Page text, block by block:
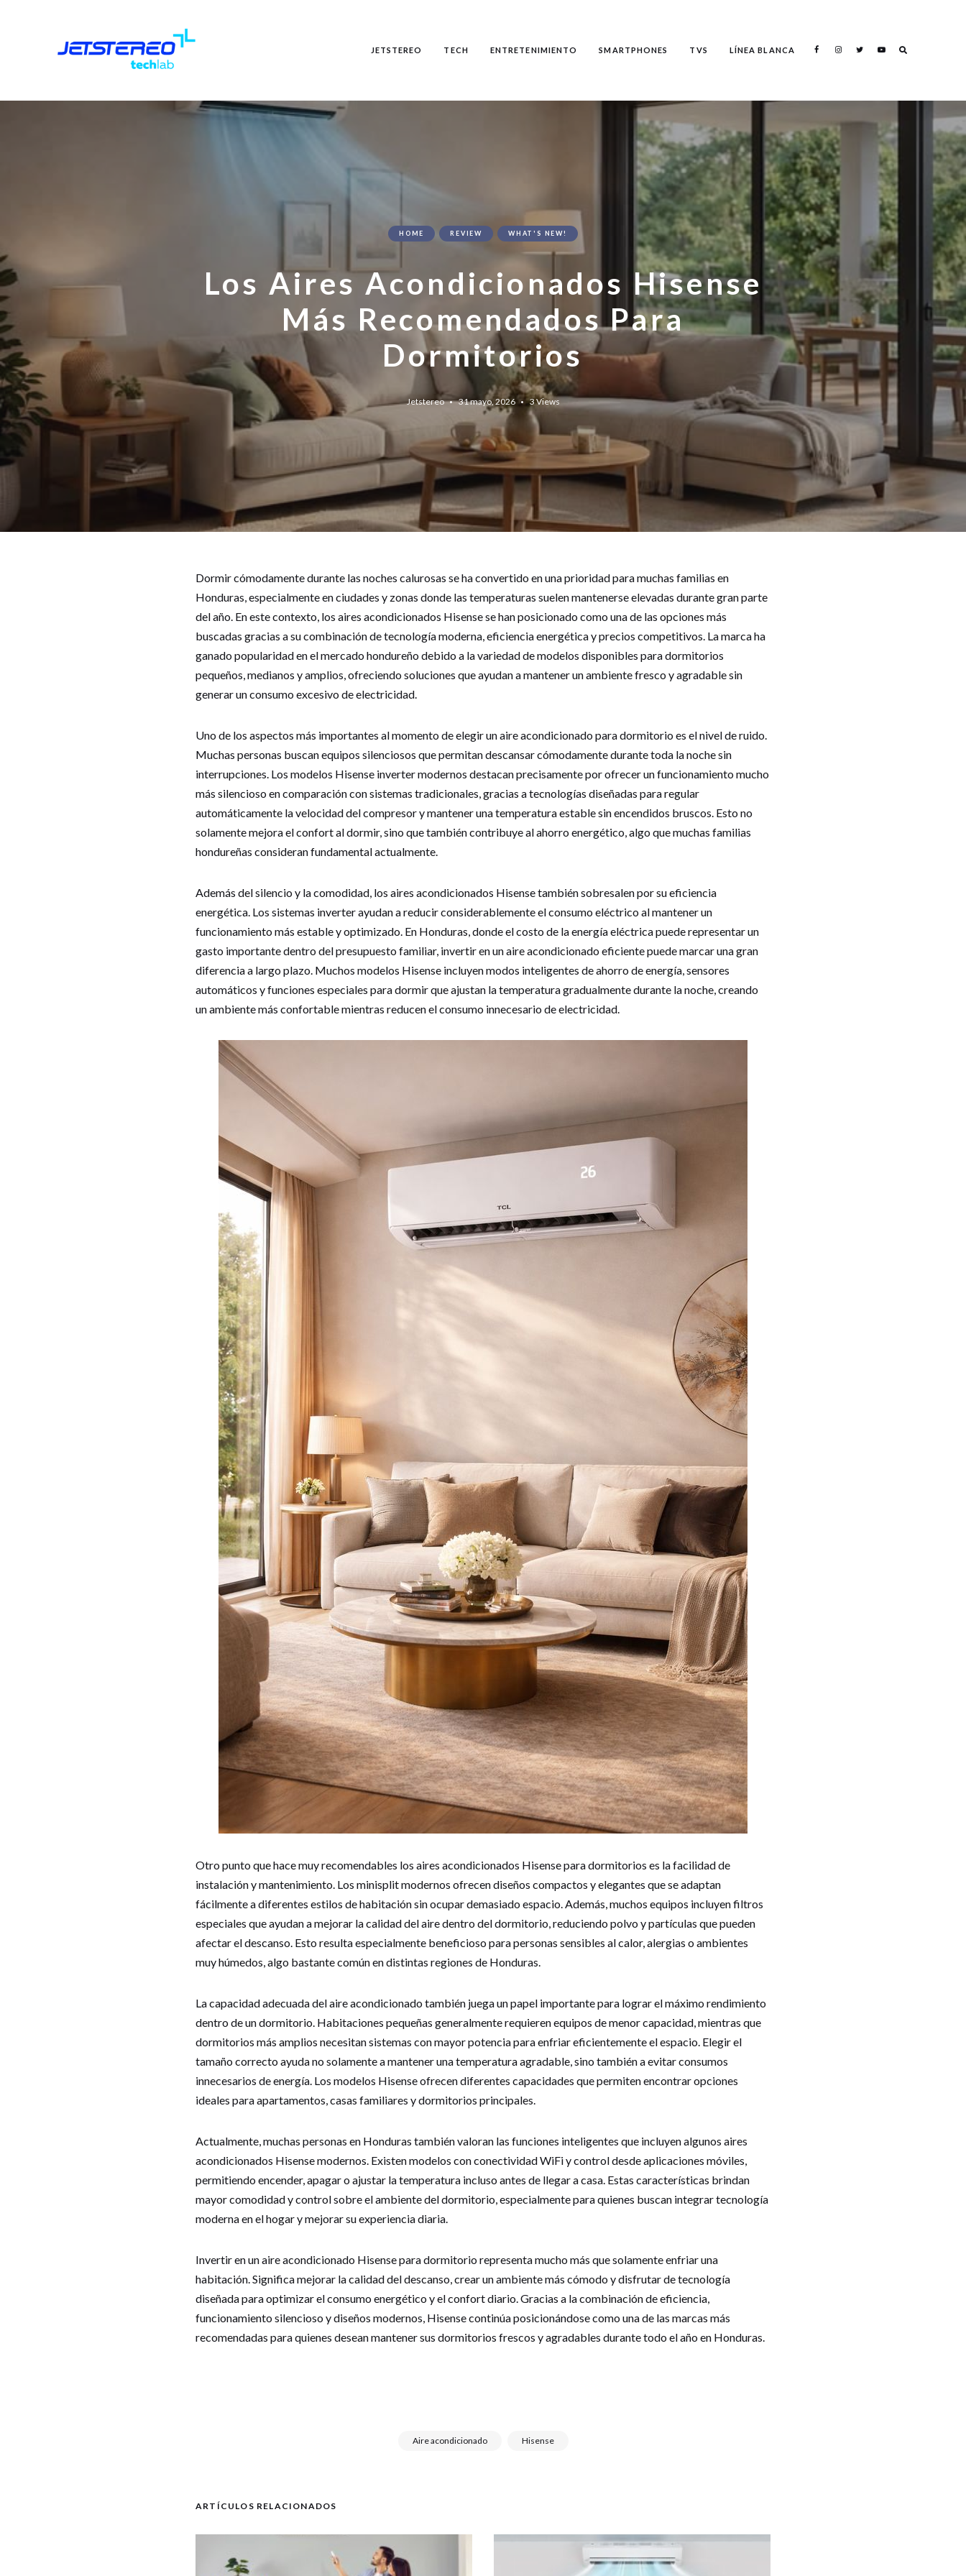
JETSTEREO TECH ENTRETENIMIENTO SMARTPHONES TVS LÍNEA BLANCA
HOME REVIEW WHAT'S NEW!
Los Aires Acondicionados Hisense
Más Recomendados Para
Dormitorios
Jetstereo 31 mayo, 2026 3Views
Dormir cómodamente durante las noches calurosas se ha convertido en una prioridad para muchas familias en
Honduras, especialmente en ciudades y zonas donde las temperaturas suelen mantenerse elevadas durante gran parte
del año. En este contexto, los aires acondicionados Hisense se han posicionado como una de las opciones más
buscadas gracias a su combinación de tecnología moderna, eficiencia energética y precios competitivos. La marca ha
ganado popularidad en el mercado hondureño debido a la variedad de modelos disponibles para dormitorios
pequeños, medianos y amplios, ofreciendo soluciones que ayudan a mantener un ambiente fresco y agradable sin
generar un consumo excesivo de electricidad.
Uno de los aspectos más importantes al momento de elegir un aire acondicionado para dormitorio es el nivel de ruido.
Muchas personas buscan equipos silenciosos que permitan descansar cómodamente durante toda la noche sin
interrupciones. Los modelos Hisense inverter modernos destacan precisamente por ofrecer un funcionamiento mucho
más silencioso en comparación con sistemas tradicionales, gracias a tecnologías diseñadas para regular
automáticamente la velocidad del compresor y mantener una temperatura estable sin encendidos bruscos. Esto no
solamente mejora el confort al dormir, sino que también contribuye al ahorro energético, algo que muchas familias
hondureñas consideran fundamental actualmente.
Además del silencio y la comodidad, los aires acondicionados Hisense también sobresalen por su eficiencia
energética. Los sistemas inverter ayudan a reducir considerablemente el consumo eléctrico al mantener un
funcionamiento más estable y optimizado. En Honduras, donde el costo de la energía eléctrica puede representar un
gasto importante dentro del presupuesto familiar, invertir en un aire acondicionado eficiente puede marcar una gran
diferencia a largo plazo. Muchos modelos Hisense incluyen modos inteligentes de ahorro de energía, sensores
automáticos y funciones especiales para dormir que ajustan la temperatura gradualmente durante la noche, creando
un ambiente más confortable mientras reducen el consumo innecesario de electricidad.
Otro punto que hace muy recomendables los aires acondicionados Hisense para dormitorios es la facilidad de
instalación y mantenimiento. Los minisplit modernos ofrecen diseños compactos y elegantes que se adaptan
fácilmente a diferentes estilos de habitación sin ocupar demasiado espacio. Además, muchos equipos incluyen filtros
especiales que ayudan a mejorar la calidad del aire dentro del dormitorio, reduciendo polvo y partículas que pueden
afectar el descanso. Esto resulta especialmente beneficioso para personas sensibles al calor, alergias o ambientes
muy húmedos, algo bastante común en distintas regiones de Honduras.
La capacidad adecuada del aire acondicionado también juega un papel importante para lograr el máximo rendimiento
dentro de un dormitorio. Habitaciones pequeñas generalmente requieren equipos de menor capacidad, mientras que
dormitorios más amplios necesitan sistemas con mayor potencia para enfriar eficientemente el espacio. Elegir el
tamaño correcto ayuda no solamente a mantener una temperatura agradable, sino también a evitar consumos
innecesarios de energía. Los modelos Hisense ofrecen diferentes capacidades que permiten encontrar opciones
ideales para apartamentos, casas familiares y dormitorios principales.
Actualmente, muchas personas en Honduras también valoran las funciones inteligentes que incluyen algunos aires
acondicionados Hisense modernos. Existen modelos con conectividad WiFi y control desde aplicaciones móviles,
permitiendo encender, apagar o ajustar la temperatura incluso antes de llegar a casa. Estas características brindan
mayor comodidad y control sobre el ambiente del dormitorio, especialmente para quienes buscan integrar tecnología
moderna en el hogar y mejorar su experiencia diaria.
Invertir en un aire acondicionado Hisense para dormitorio representa mucho más que solamente enfriar una
habitación. Significa mejorar la calidad del descanso, crear un ambiente más cómodo y disfrutar de tecnología
diseñada para optimizar el consumo energético y el confort diario. Gracias a la combinación de eficiencia,
funcionamiento silencioso y diseños modernos, Hisense continúa posicionándose como una de las marcas más
recomendadas para quienes desean mantener sus dormitorios frescos y agradables durante todo el año en Honduras.
Aire acondicionado Hisense
ARTÍCULOS RELACIONADOS